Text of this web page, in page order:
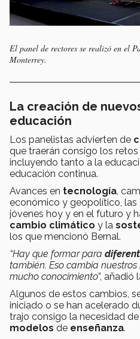
El panel de rectores se realizó en el
Monterrey.
La creación de
educación
Los panelistas advierten de
que traerán consigo los
incluyendo tanto a la
educación continua.
Avances en tecnología,
económico y geopolítico, las
jóvenes hoy y en el futuro y
cambio climático y la
los que mencionó Bernal.
“Hay que formar para
también. Eso cambia
mucho conocimiento”, añadió
Algunos de estos cambios,
iniciado o se han acelerado
trajo consigo la necesidad
modelos de enseñanza.